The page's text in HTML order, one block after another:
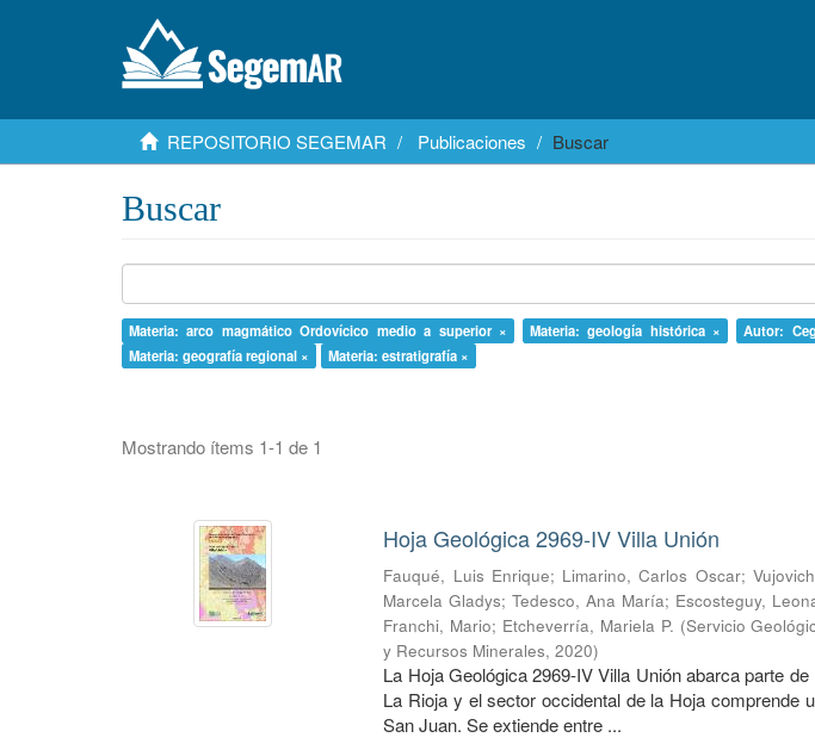
REPOSITORIO SEGEMAR Publicaciones Buscar
Buscar
Materia: arco magmático Ordovícico medio a superior × Materia: geología histórica × Autor:
Materia: geografía regional ×
Materia: estratigrafía ×
Mostrando ítems 1-1 de 1
Hoja Geológica 2969-IV Villa Unión
Fauqué, Luis Enrique; Limarino, Carlos Oscar;
Marcela Gladys;Tedesco, Ana María; Escosteguy,
Franchi, Mario; Etcheverría, Mariela P. (Servicio
y Recursos Minerales,2020)
La Hoja Geológica 2969-IV Villa Unión abarca parte
La Rioja y el sector occidental de la Hoja comprende
San Juan. Se extiende entre ...